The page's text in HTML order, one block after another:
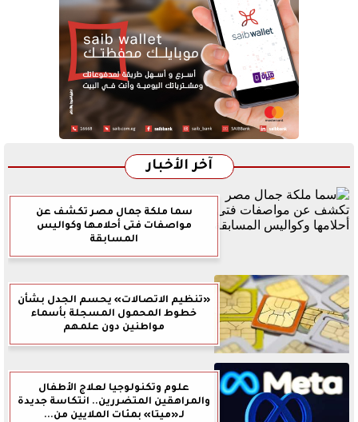
آخر الأخبار
سما ملكة جمال مصر تكشف عن
مواصفات فتى أحلامها وكواليس
المسابقة
«تنظيم الاتصالات» يحسم الجدل بشأن
خطوط المحمول المسجلة بأسماء
مواطنين دون علمهم
علوم وتكنولوجيا لعلاج الأطفال
والمراهقين المتضررين.. انتكاسة جديدة
لـ«ميتا» بمئات الملايين من...